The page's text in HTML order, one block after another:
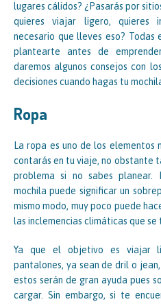
lugares cálidos? ¿Pasarás por
quieres viajar ligero, quieres
necesario que lleves eso? Todas
plantearte antes de
daremos algunos consejos con
decisiones cuando hagas tu
Ropa
La ropa es uno de los elementos
contarás en tu viaje, no obstante
problema si no sabes planear.
mochila puede significar un
mismo modo, muy poco puede
las inclemencias climáticas que
Ya que el objetivo es viajar
pantalones, ya sean de dril o
estos serán de gran ayuda pues
cargar. Sin embargo, si te